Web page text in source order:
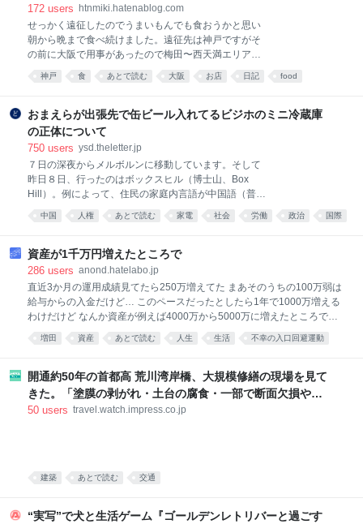
172 users
htnmiki.hatenablog.com
せっかく遠征したのでうまいもんでも食おうかと思い
朝から晩まで食べ続けました。遠征先は神戸ですがそ
の前に大阪で用事があったので梅田〜西天満エリアで
行きたかった店にも行ってみました。なんだかもう本
当にずっと食べてた気がする。 喫茶サンシャイン 踊る
PASCUCCI パティスリートゥーストゥース たこ焼た
ちばな モトマチ喫茶 ひばり珈琲 アニエスベーカフェ
元祖ぎょうざ苑 みつまた喫茶店 長田タンク筋 元町サ
ュクレカフェ） ユーハイム イスズベーカリー 喫茶サ
ンシャイン スプーンを入れた瞬間の柔らかさにびっく
りした。なんとなく固そうに見えたので。2回スプー
ンを入れると自重を支えきれずペタンと倒れてしまう
神戸 食 あとで読む 大阪 お店 日記 food
おまえらが出張先で缶ビール入れてるビジホのミニ冷蔵庫
の正体について
750 users ysd.theletter.jp
７日の深夜からメルボルンに移動しています。そして
昨日８日、行ったのはボックスヒル（博士山、Box
Hill）。例によって、住民の家庭内言語が中国語（普通
話）＆広東語である比率が40％以上という現代型の郊
外チャイナ住宅街。メルボルンにいるのにセント・ポ
ど、俺はそれでいいんだろうか。 ちなみにメルボルン
自体は、世界でロンドンに次いでヴィクトリア朝時代
の建築物を多く残す場所と言われ、全世界の「住みや
すい街」ランキングでもしばしば1位を獲得している
都市です。開放的でハイテンションなシドニーと違
中国 人権 あとで読む 家電 社会 労働 政治 国際
資産が1千万円増えたところで
286 users anond.hatelabo.jp
直近3か月の運用成績見てたら250万増えてた まあそのうちの100万弱は
給与からの入金だけど… このペースだったとしたら1年で1000万増える
わけだけど なんか資産が例えば4000万から5000万に増えたところで、
「だからなに？」って気持ちになっちゃうんだよね 1000万は間違いな
く大金で俺もそれを増やすのに死ぬほど苦労してるんだけど でも人生を
安心できるわけでもないし、FIREできるわけでもないし、土地が買える
わけでもないし、家が建つわけでもない 今の労働生活が最強につらくて
苦しいから、これに耐えて溜めたこの金は価値あるものであってほしい
増田 資産 あとで読む 人生 生活 不幸の入口回避運動
開通約50年の首都高 荒川湾岸橋、大規模修繕の現場を見て
きた。「塗膜の剥がれ・土台の腐食・一部で断面欠損や破
断」など深刻な損傷、どう直す？
50 users travel.watch.impress.co.jp
建築 あとで読む 交通
“実写”で犬と生活ゲーム『ゴールデンレトリバーと過ごす